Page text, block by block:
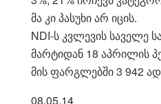
მა კი პასუხი არ იცის.
NDI-ს კვლევის საველე
მარტიდან 18 აპრილის
მის ფარგლებში 3 942
08.05.14